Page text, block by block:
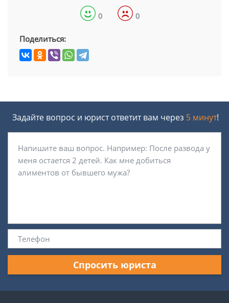
0 0
Поделиться:
Задайте вопрос и юрист ответит вам через 5 минут!
Спросить юриста